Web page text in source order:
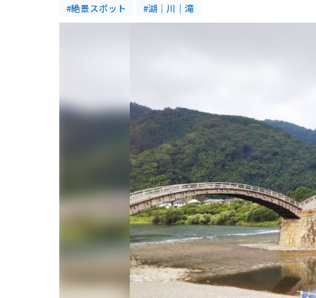
#絶景スポット #湖｜川｜滝